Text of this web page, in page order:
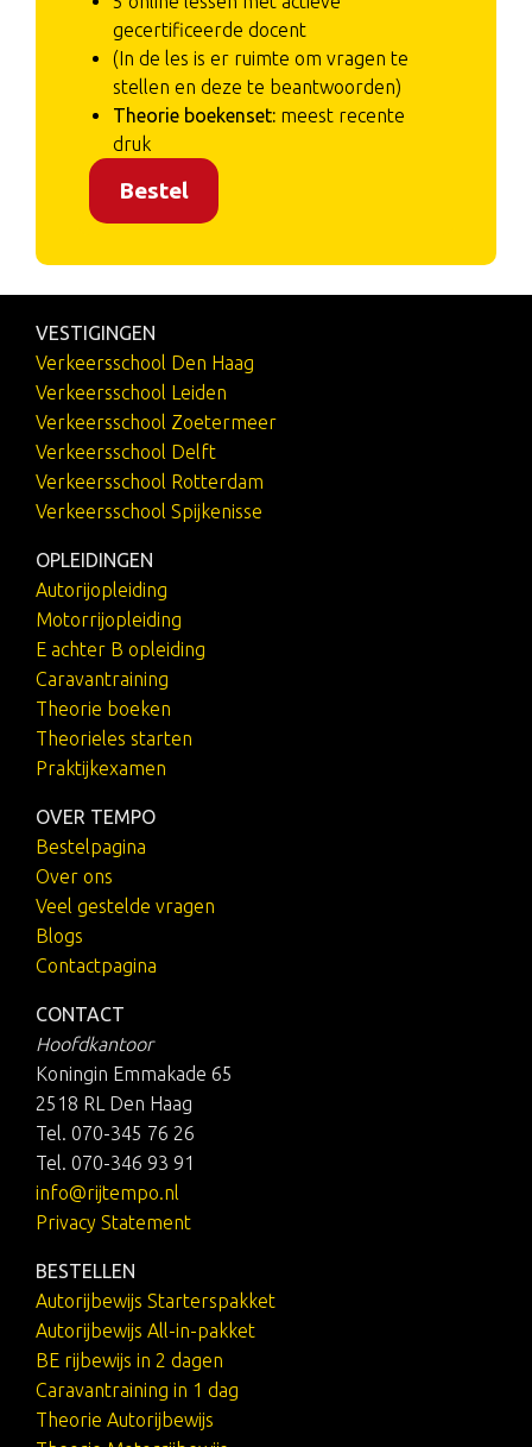
gecertificeerde docent
(In de les is er ruimte om vragen te
stellen en deze te beantwoorden)
Theorie boekenset: meest recente
druk
Bestel
VESTIGINGEN
Verkeersschool Den Haag
Verkeersschool Leiden
Verkeersschool Zoetermeer
Verkeersschool Delft
Verkeersschool Rotterdam
Verkeersschool Spijkenisse
OPLEIDINGEN
Autorijopleiding
Motorrijopleiding
E achter B opleiding
Caravantraining
Theorie boeken
Theorieles starten
Praktijkexamen
OVER TEMPO
Bestelpagina
Over ons
Veel gestelde vragen
Blogs
Contactpagina
CONTACT
Hoofdkantoor
Koningin Emmakade 65
2518 RL Den Haag
Tel. 070-345 76 26
Tel. 070-346 93 91
info@rijtempo.nl
Privacy Statement
BESTELLEN
Autorijbewijs Starterspakket
Autorijbewijs All-in-pakket
BE rijbewijs in 2 dagen
Caravantraining in 1 dag
Theorie Autorijbewijs